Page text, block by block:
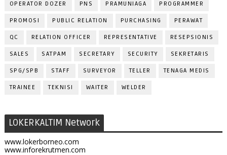
OPERATOR DOZER PNS PRAMUNIAGA PROGRAMMER
PROMOSI PUBLIC RELATION PURCHASING PERAWAT
QC RELATION OFFICER REPRESENTATIVE RESEPSIONIS
SALES SATPAM SECRETARY SECURITY SEKRETARIS
SPG/SPB STAFF SURVEYOR TELLER TENAGA MEDIS
TRAINEE TEKNISI WAITER WELDER
LOKERKALTIM Network
www.lokerborneo.com
www.inforekrutmen.com